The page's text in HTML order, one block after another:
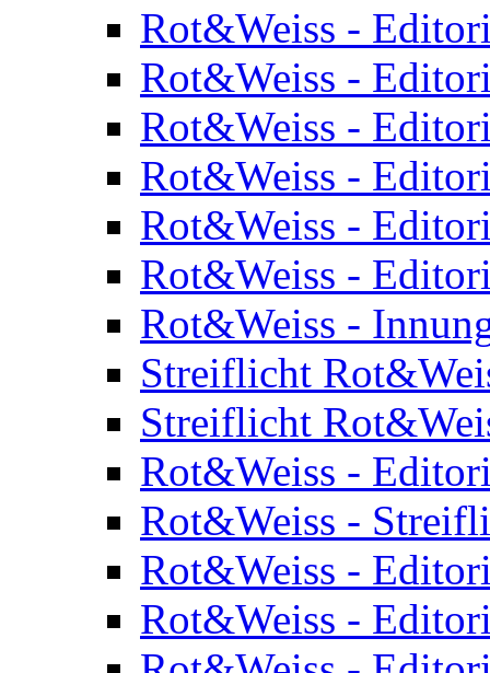
Rot&Weiss -
Rot&Weiss -
Rot&Weiss -
Rot&Weiss -
Rot&Weiss -
Rot&Weiss -
Rot&Weiss -
Streiflicht
Streiflicht
Rot&Weiss -
Rot&Weiss -
Rot&Weiss -
Rot&Weiss -